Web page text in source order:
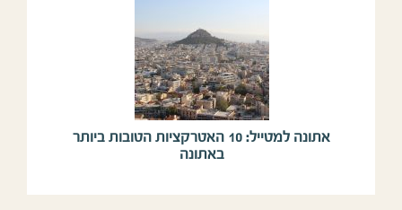
אתונה למטייל: 10 האטרקציות הטובות ביותר
באתונה